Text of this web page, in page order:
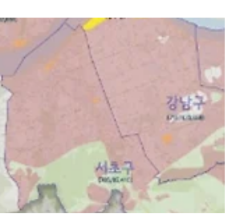
해집니다. 이처럼 거래 절차가 까다로워지고 실거주
수요는 급격히 줄어들 수밖에 없습니다. 그리고 이
아파트 가격에 하방 압력을 줄 가능성이 큽니다.
제가 풀리는 순간 가격은 제자리 찾아갑니다) 수요가
수요가 줄..